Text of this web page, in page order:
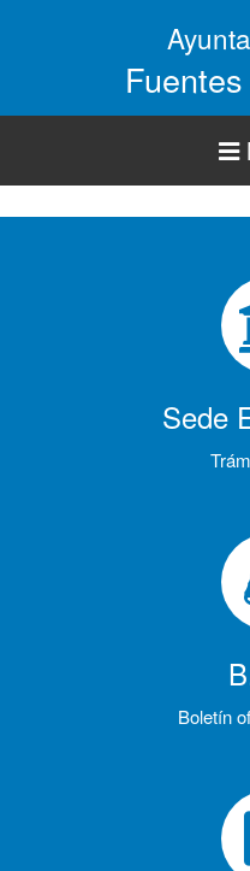
Sede
Boletín